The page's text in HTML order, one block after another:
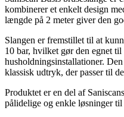
kombinerer et enkelt design
længde på 2 meter giver den
Slangen er fremstillet til at
10 bar, hvilket gør den egnet
husholdningsinstallationer.
klassisk udtryk, der passer til
Produktet er en del af
pålidelige og enkle løsninger